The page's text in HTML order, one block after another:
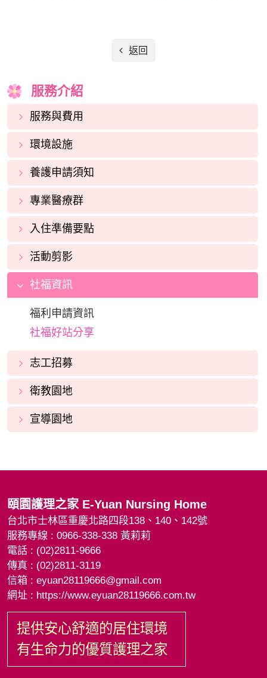
返回
服務介紹
服務與費用
環境設施
養護申請須知
專業醫療群
入住準備要點
活動剪影
社福資訊
福利申請資訊
社福好站分享
志工招募
衛教園地
宣導園地
頤園護理之家 E-Yuan Nursing Home
台北市士林區重慶北路四段138、140、142號
服務專線 : 0966-338-338 黃莉莉
電話 : (02)2811-9666
傳真 : (02)2811-3119
信箱 : eyuan28119666@gmail.com
網址 : https://www.eyuan28119666.com.tw
提供安心舒適的居住環境
有生命力的優質護理之家